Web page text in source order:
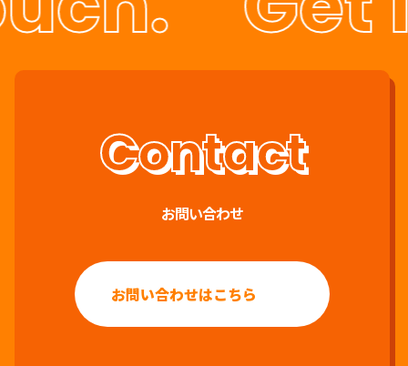
お問い合わせ
お問い合わせはこちら